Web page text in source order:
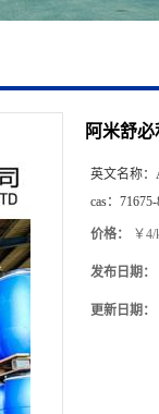
阿米舒必
英文名称：
cas：
价格： ￥4/
发布日期：
更新日期：